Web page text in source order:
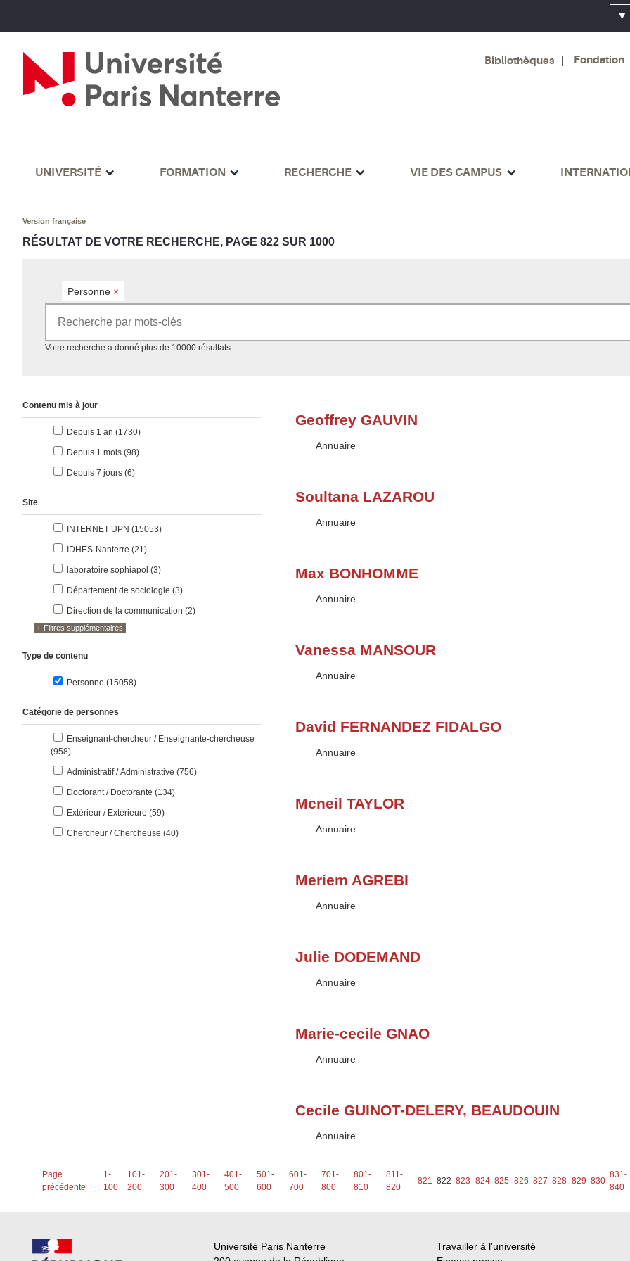
Bibliothèques Fondation
UNIVERSITÉ FORMATION RECHERCHE VIE DES CAMPUS
Version française
RÉSULTAT DE VOTRE RECHERCHE, PAGE 822 SUR 1000
Personne ×
Votre recherche a donné plus de 10000 résultatsAccéder aux résultats
Contenu mis à jour
Depuis 1 an (1730résultats
)
Depuis 1 mois (98résultats
)
Depuis 7 jours (6résultats
)
Site
INTERNET UPN (15053résultats
)
IDHES-Nanterre (21résultats
)
laboratoire sophiapol (3résultats
)
Département de sociologie (3résultats
)
Direction de la communication (2résultats
)
Filtres supplémentaires
Type de contenu
Personne (15058résultats
)
Catégorie de personnes
Enseignant-chercheur / Enseignante-chercheuse
(958résultats
)
Administratif / Administrative (756résultats
)
Doctorant / Doctorante (134résultats
)
Extérieur / Extérieure (59résultats
)
Chercheur / Chercheuse (40résultats
)
Geoffrey GAUVIN
Type :
Annuaire
Soultana LAZAROU
Type :
Annuaire
Max BONHOMME
Type :
Annuaire
Vanessa MANSOUR
Type :
Annuaire
David FERNANDEZ FIDALGO
Type :
Annuaire
Mcneil TAYLOR
Type :
Annuaire
Meriem AGREBI
Type :
Annuaire
Julie DODEMAND
Type :
Annuaire
Marie-cecile GNAO
Type :
Annuaire
Cecile GUINOT-DELERY, BEAUDOUIN
Type :
Annuaire
Page
précédente
1-
100
101-
200
201-
300
301-
400
401-
500
501-
600
601-
700
701-
800
801-
810
811-
820
821 822 823 824 825 826 827 828 829 830
831-
840
Université Paris Nanterre
Travailler à l'université